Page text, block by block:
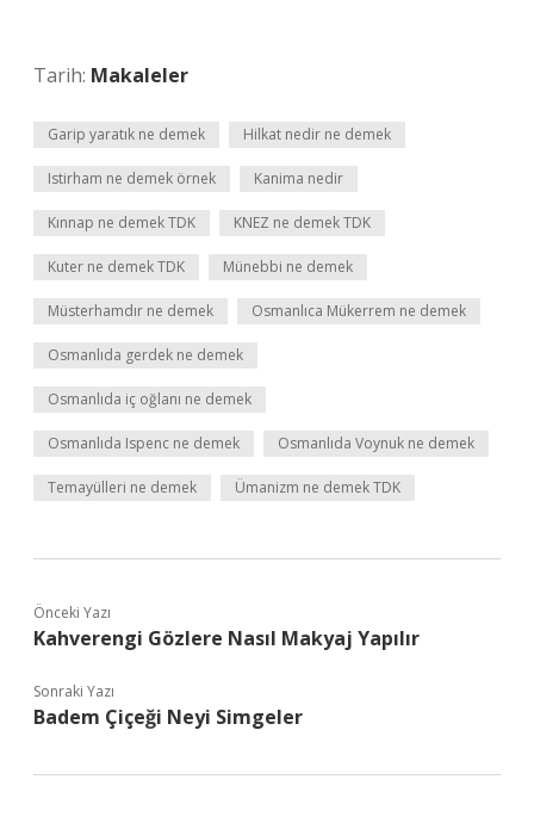
Tarih: Makaleler
Garip yaratık ne demek Hilkat nedir ne demek
Istirham ne demek örnek Kanima nedir
Kınnap ne demek TDK KNEZ ne demek TDK
Kuter ne demek TDK Münebbi ne demek
Müsterhamdır ne demek Osmanlıca Mükerrem ne demek
Osmanlıda gerdek ne demek
Osmanlıda iç oğlanı ne demek
Osmanlıda Ispenc ne demek Osmanlıda Voynuk ne demek
Temayülleri ne demek Ümanizm ne demek TDK
Önceki Yazı
Kahverengi Gözlere Nasıl Makyaj Yapılır
Sonraki Yazı
Badem Çiçeği Neyi Simgeler